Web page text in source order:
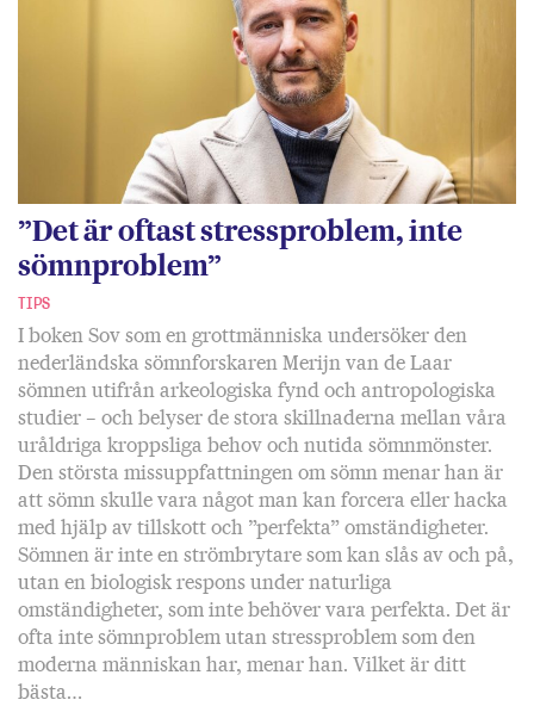
”Det är oftast stress­problem, inte
sömn­problem”
TIPS
I boken Sov som en grottmänniska undersöker den
nederländska sömnforskaren Merijn van de Laar
sömnen utifrån arkeologiska fynd och antropologiska
studier – och belyser de stora skillnaderna mellan våra
uråldriga kroppsliga behov och nutida sömnmönster.
Den största missuppfattningen om sömn menar han är
att sömn skulle vara något man kan forcera eller hacka
med hjälp av tillskott och ”perfekta” omständigheter.
Sömnen är inte en strömbrytare som kan slås av och på,
utan en biologisk respons under naturliga
omständigheter, som inte behöver vara perfekta. Det är
ofta inte sömnproblem utan stressproblem som den
moderna människan har, menar han. Vilket är ditt
bästa…